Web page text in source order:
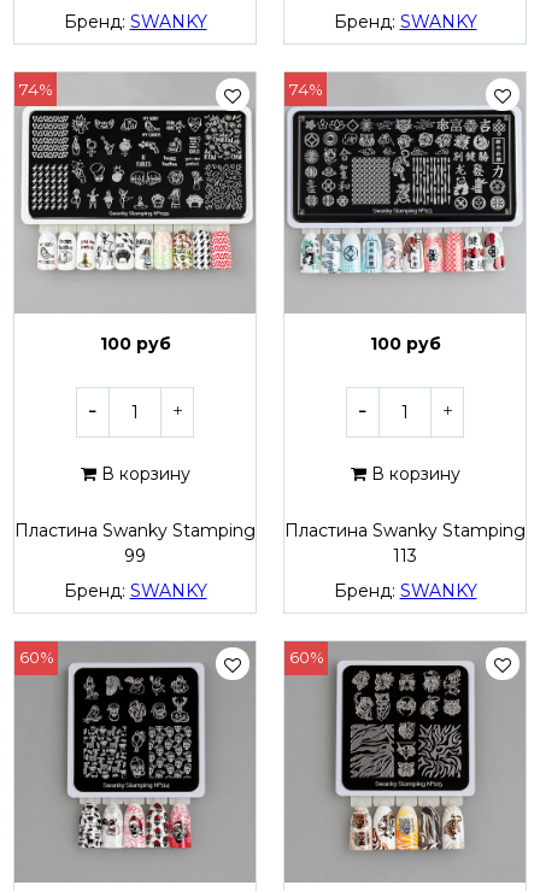
Бренд: SWANKY
Бренд: SWANKY
74%
100 руб
В корзину
Пластина Swanky Stamping
99
Бренд: SWANKY
74%
100 руб
В корзину
Пластина Swanky Stamping
113
Бренд: SWANKY
60% 60%